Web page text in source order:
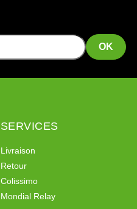
SERVICES
Livraison
Retour
Colissimo
Mondial Relay